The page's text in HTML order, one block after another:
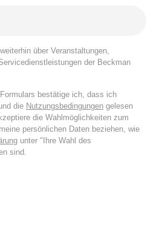
über Veranstaltungen,
der Beckman
bestätige ich, dass ich
die Nutzungsbedingungen gelesen
die Wahlmöglichkeiten zum
persönlichen Daten beziehen, wie
unter "Ihre Wahl des
sind.